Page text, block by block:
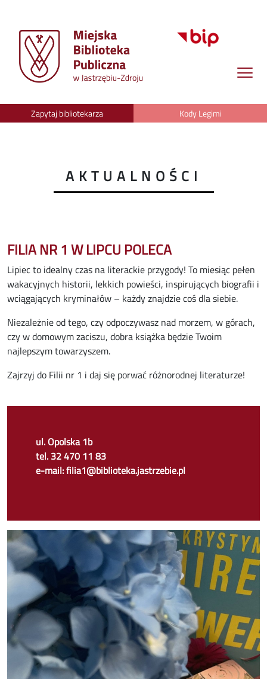
Zapytaj bibliotekarza Kody Legimi
AKTUALNOŚCI
FILIA NR 1 W LIPCU POLECA
Lipiec to idealny czas na literackie przygody! To miesiąc pełen
wakacyjnych historii, lekkich powieści, inspirujących biografii i
wciągających kryminałów – każdy znajdzie coś dla siebie.
Niezależnie od tego, czy odpoczywasz nad morzem, w górach,
czy w domowym zaciszu, dobra książka będzie Twoim
najlepszym towarzyszem.
Zajrzyj do Filii nr 1 i daj się porwać różnorodnej literaturze!
ul. Opolska 1b
tel. 32 470 11 83
e-mail: filia1@biblioteka.jastrzebie.pl